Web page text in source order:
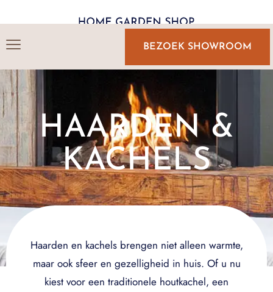
BEZOEK SHOWROOM
HAARDEN &
KACHELS
Haarden en kachels brengen niet alleen warmte,
maar ook sfeer en gezelligheid in huis. Of u nu
kiest voor een traditionele houtkachel, een